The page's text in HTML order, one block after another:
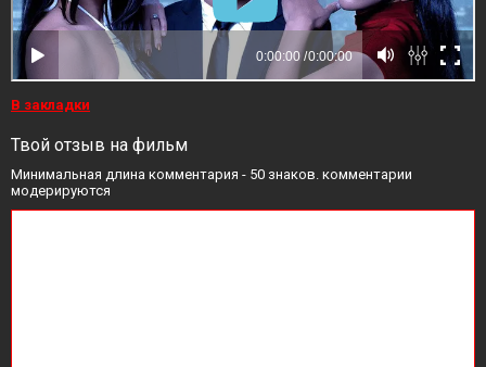
В закладки
Твой отзыв на фильм
Минимальная длина комментария - 50 знаков. комментарии
модерируются